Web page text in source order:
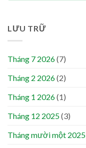
LƯU TRỮ
Tháng 7 2026(7)
Tháng 2 2026(2)
Tháng 1 2026(1)
Tháng 12 2025(3)
Tháng mười một 2025